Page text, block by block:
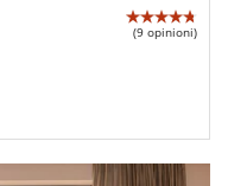
(9 opinioni)